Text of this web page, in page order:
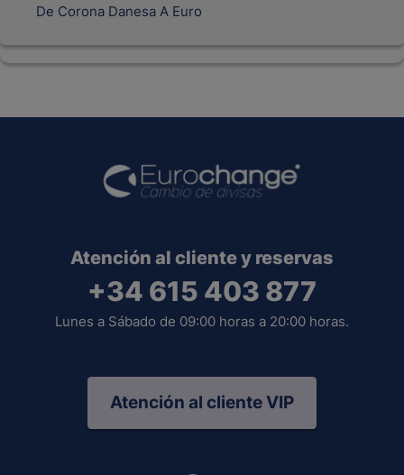
De Corona Danesa A Euro
Atención al cliente y reservas
+34 615 403 877
Lunes a Sábado de 09:00 horas a 20:00 horas.
Atención al cliente VIP